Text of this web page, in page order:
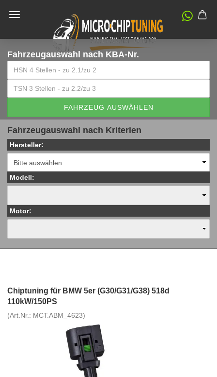
Fahrzeugauswahl nach KBA-Nr.
FAHRZEUG AUSWÄHLEN
Fahrzeugauswahl nach Kriterien
Hersteller:
Modell:
Motor:
Chiptuning für BMW 5er (G30/G31/G38) 518d
110kW/150PS
(Art.Nr.: MCT.ABM_4623)